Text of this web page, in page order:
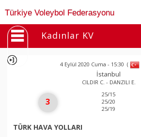
Türkiye Voleybol Federasyonu
Kadınlar KV
4 Eylül 2020 Cuma - 15:30 (
İstanbul
CILDIR C. - DANZILI E.
3
TÜRK HAVA YOLLARI
25/15
25/20
25/19